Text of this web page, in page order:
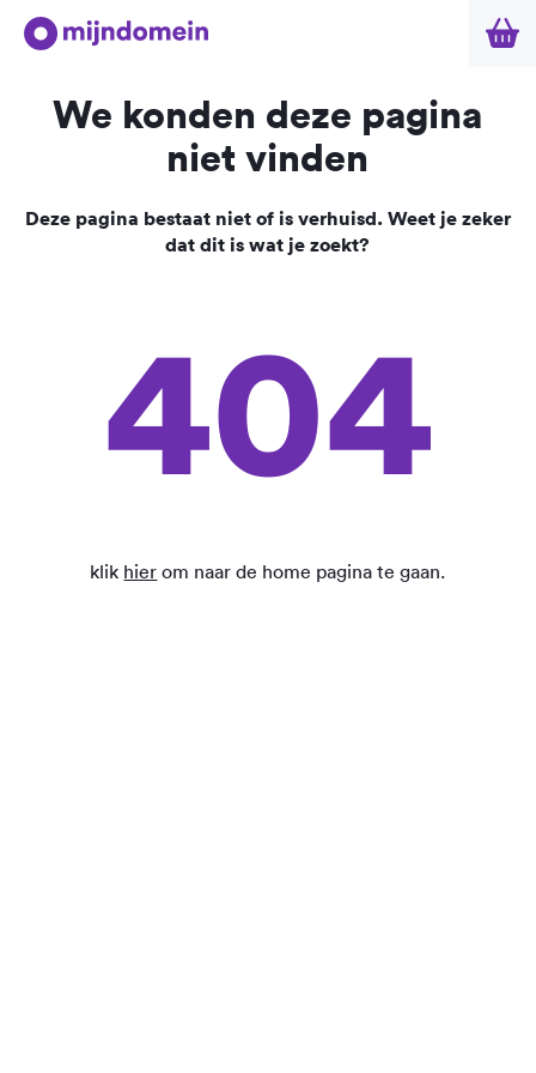
We konden deze pagina
niet vinden
Deze pagina bestaat niet of is verhuisd. Weet je zeker
dat dit is wat je zoekt?
404
klik hier om naar de home pagina te gaan.